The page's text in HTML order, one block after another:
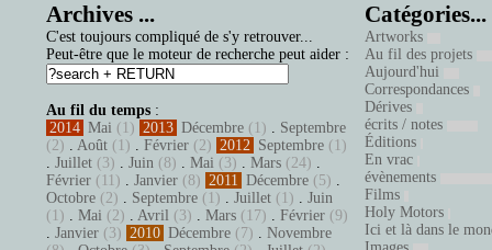
Archives ...
C'est toujours compliqué de s'y retrouver...
Peut-être que le moteur de recherche peut aider :
Au fil du temps :
2014 Mai (1) 2013 Décembre (1) . Septembre
(2) . Août (1) . Février (2) 2012 Septembre (1)
. Juillet (3) . Juin (8) . Mai (3) . Mars (24) .
Février (11) . Janvier (8) 2011 Décembre (5) .
Octobre (2) . Septembre (1) . Juillet (1) . Juin
(1) . Mai (2) . Avril (3) . Mars (17) . Février (9)
. Janvier (3) 2010 Décembre (7) . Novembre
Catégories...
Artworks
Au fil des projets
Aujourd'hui
Correspondances
Dérives
écrits / notes
Éditions
En vrac
évènements
Films
Holy Motors
Ici et là dans le